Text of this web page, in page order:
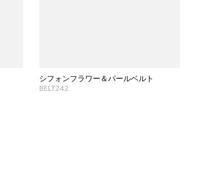
シフォンフラワー＆パールベルト
BELT242